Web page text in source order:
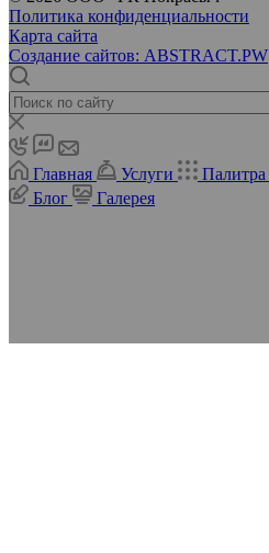
Политика конфиденциальности
Карта сайта
Создание сайтов: ABSTRACT.PW
Главная Услуги Палитра
Блог
Галерея